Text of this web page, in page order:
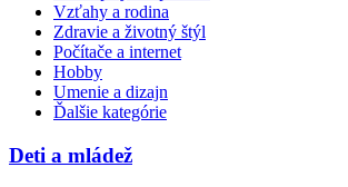
Vzťahy a rodina
Zdravie a životný štýl
Počítače a internet
Hobby
Umenie a dizajn
Ďalšie kategórie
Deti a mládež